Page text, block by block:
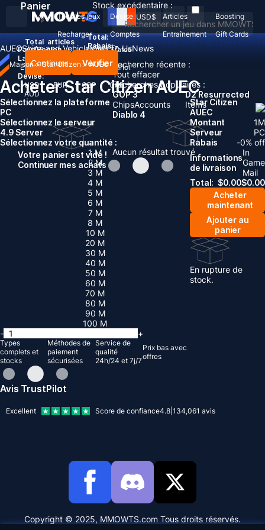
Recherche récente :
Tout effacer
Recherches populaires :
GOP 3
ChipsAccounts
D2 Resurrected
Items
Diablo 4
Aucun résultat trouvé
Tous les jeux Devise Articles
Boosting
Recharger
Comptes Entraînement Gift Cards
USD$
Pays/Région :
United States
Langue:
English DeutschFrançaisEspañol
Devise:
USD
EUR GBP
CAD
AUD
Panier
Total articles
Total:
Rabais: -
Continuer Vérifier
Votre panier est vide !
Continuer mes achats
Stock excédentaire :
AUECShips and VehiclesSell To UsNews
Maison > Star Citizen> AUEC
Acheter Star Citizen AUEC
Sélectionnez la plateforme
PC
Sélectionnez le serveur
4.9 Server
Sélectionnez votre quantité :
1 M
2 M
3 M
4 M
5 M
6 M
7 M
8 M
10 M
20 M
30 M
40 M
50 M
60 M
70 M
80 M
90 M
100 M
-
+
Types
complets et
stocks
Méthodes de
paiement
sécurisées
Service de
qualité
24h/24 et 7j/7
Prix ​​bas avec
offres
Star Citizen
AUEC
Montant
1M
Serveur
PC
Rabais
-0% off
Informations
de livraison
In
Game
Mail
Total: $0.00$0.00
Acheter
maintenant
Ajouter au
panier
En rupture de
stock.
Avis TrustPilot
Excellent Score de confiance4.8 134,061 avis
Copyright © 2025, MMOWTS.com Tous droits réservés.